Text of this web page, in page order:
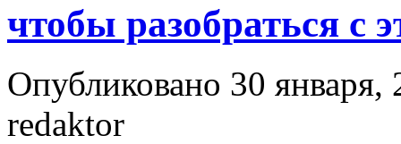
чтобы разобраться с
Опубликовано 30 января,
redaktor